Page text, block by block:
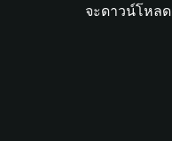
จะดาวน์โหล